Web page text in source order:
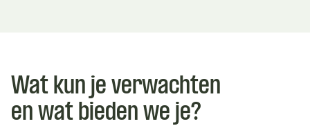
Wat kun je verwachten
en wat bieden we je?